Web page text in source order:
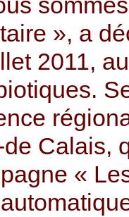
», a
2011,
de Calais,
«